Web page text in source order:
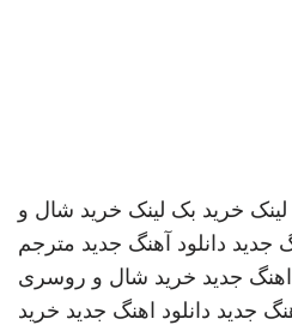
خرید بک لینک خرید شال و
جدید دانلود آهنگ جدید مترجم
اهنگ جدید خرید شال و روسری
جدید دانلود اهنگ جدید خرید